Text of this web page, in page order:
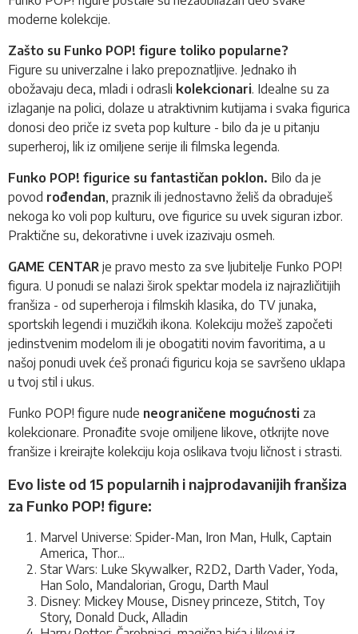
moderne kolekcije.
Zašto su Funko POP! figure toliko popularne?
Figure su univerzalne i lako prepoznatljive. Jednako ih
obožavaju deca, mladi i odrasli kolekcionari. Idealne su za
izlaganje na polici, dolaze u atraktivnim kutijama i svaka figurica
donosi deo priče iz sveta pop kulture - bilo da je u pitanju
superheroj, lik iz omiljene serije ili filmska legenda.
Funko POP! figurice su fantastičan poklon. Bilo da je
povod rođendan, praznik ili jednostavno želiš da obraduješ
nekoga ko voli pop kulturu, ove figurice su uvek siguran izbor.
Praktične su, dekorativne i uvek izazivaju osmeh.
GAME CENTAR je pravo mesto za sve ljubitelje Funko POP!
figura. U ponudi se nalazi širok spektar modela iz najrazličitijih
franšiza - od superheroja i filmskih klasika, do TV junaka,
sportskih legendi i muzičkih ikona. Kolekciju možeš započeti
jedinstvenim modelom ili je obogatiti novim favoritima, a u
našoj ponudi uvek ćeš pronaći figuricu koja se savršeno uklapa
u tvoj stil i ukus.
Funko POP! figure nude neograničene mogućnosti za
kolekcionare. Pronađite svoje omiljene likove, otkrijte nove
franšize i kreirajte kolekciju koja oslikava tvoju ličnost i strasti.
Evo liste od 15 popularnih i najprodavanijih franšiza
za Funko POP! figure:
Marvel Universe: Spider-Man, Iron Man, Hulk, Captain
America, Thor...
Star Wars: Luke Skywalker, R2D2, Darth Vader, Yoda,
Han Solo, Mandalorian, Grogu, Darth Maul
Disney: Mickey Mouse, Disney princeze, Stitch, Toy
Story, Donald Duck, Alladin